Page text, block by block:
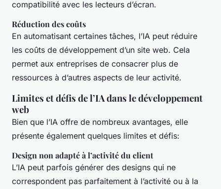
compatibilité avec les lecteurs d’écran.
Réduction des coûts
En automatisant certaines tâches, l’IA peut réduire
les coûts de développement d’un site web. Cela
permet aux entreprises de consacrer plus de
ressources à d’autres aspects de leur activité.
Limites et défis de l’IA dans le développement
web
Bien que l’IA offre de nombreux avantages, elle
présente également quelques limites et défis:
Design non adapté à l’activité du client
L’IA peut parfois générer des designs qui ne
correspondent pas parfaitement à l’activité ou à la